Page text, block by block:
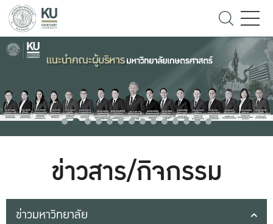
ข่าวสาร/กิจกรรม
ข่าวมหาวิทยาลัย